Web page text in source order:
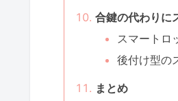
合鍵の代わりに
スマートロ
後付け型の
まとめ